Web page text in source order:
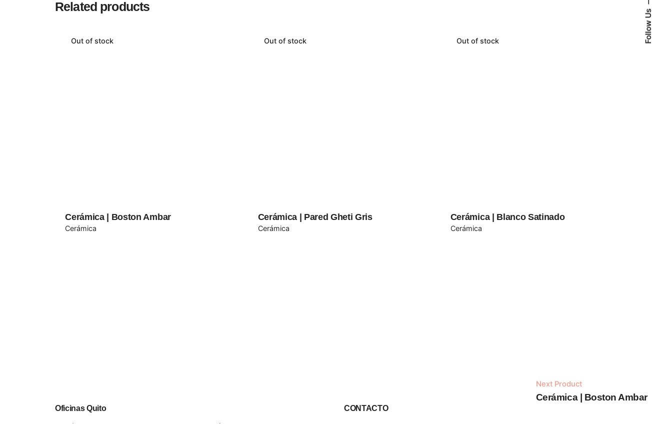
Follow Us
Cerámica
Out of stock
Related products
Out of stock
Cerámica | Boston Ambar
Cerámica
Out of stock
Cerámica | Pared Gheti Gris
Cerámica
Out of stock
Cerámica | Blanco Satinado
Cerámica
Next Product
Cerámica | Boston Ambar
Oficinas Quito
García Moreno y Av. Panamericana Norte esq. (Ingreso a Llano Grande
CONTACTO